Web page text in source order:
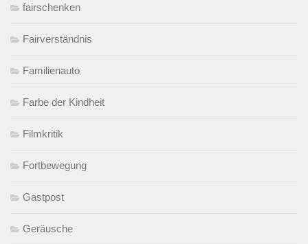
fairschenken
Fairverständnis
Familienauto
Farbe der Kindheit
Filmkritik
Fortbewegung
Gastpost
Geräusche